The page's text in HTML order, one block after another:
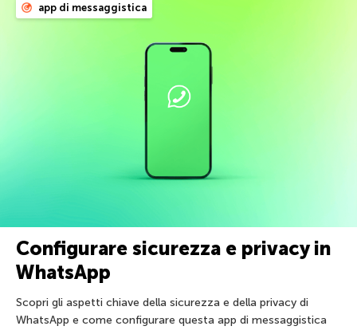
app di messaggistica
Configurare sicurezza e privacy in
WhatsApp
Scopri gli aspetti chiave della sicurezza e della privacy di
WhatsApp e come configurare questa app di messaggistica